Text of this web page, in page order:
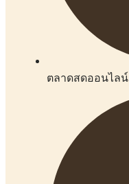
ตลาดสดออนไลน์